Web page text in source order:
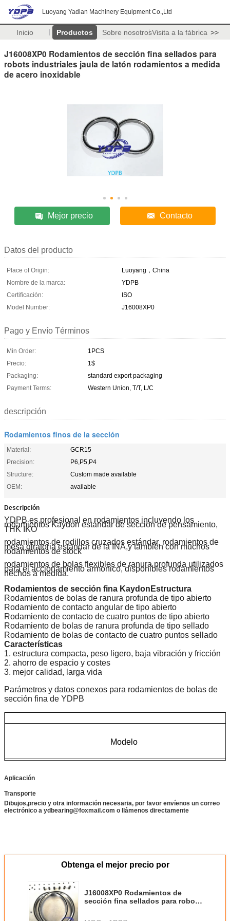
Luoyang Yadian Machinery Equipment Co.,Ltd
Inicio Productos Sobre nosotrosVisita a la fábrica >>
J16008XP0 Rodamientos de sección fina sellados para
robots industriales jaula de latón rodamientos a medida
de acero inoxidable
Mejor precio Contacto
Datos del producto
Place of Origin:
Luoyang，China
Nombre de la marca:
YDPB
Certificación:
ISO
Model Number:
J16008XP0
Pago y Envío Términos
Min Order:
1PCS
Precio:
1$
Packaging:
standard export packaging
Payment Terms:
Western Union, T/T, L/C
descripción
Rodamientos finos de la sección
Material:
GCR15
Precision:
P6,P5,P4
Structure:
Custom made available
OEM:
available
Descripción
YDPB es profesional en rodamientos incluyendo los
rodamientos Kaydon estándar de sección de pensamiento,
THK IKO
rodamientos de rodillos cruzados estándar, rodamientos de
mesa giratoria estándar de la INA,y también con muchos
rodamientos de stock
rodamientos de bolas flexibles de ranura profunda utilizados
para el accionamiento armónico, disponibles rodamientos
hechos a medida.
Rodamientos de sección fina Kaydon Estructura
Rodamientos de bolas de ranura profunda de tipo abierto
Rodamiento de contacto angular de tipo abierto
Rodamiento de contacto de cuatro puntos de tipo abierto
Rodamiento de bolas de ranura profunda de tipo sellado
Rodamiento de bolas de contacto de cuatro puntos sellado
Características
1. estructura compacta, peso ligero, baja vibración y fricción
2. ahorro de espacio y costes
3. mejor calidad, larga vida
Parámetros y datos conexos para rodamientos de bolas de
sección fina de YDPB
Modelo
Aplicación
Transporte
Dibujos,precio y otra información necesaria, por favor envíenos un correo
electrónico a ydbearing@foxmail.com o llámenos directamente
Obtenga el mejor precio por
J16008XP0 Rodamientos de
sección fina sellados para robots